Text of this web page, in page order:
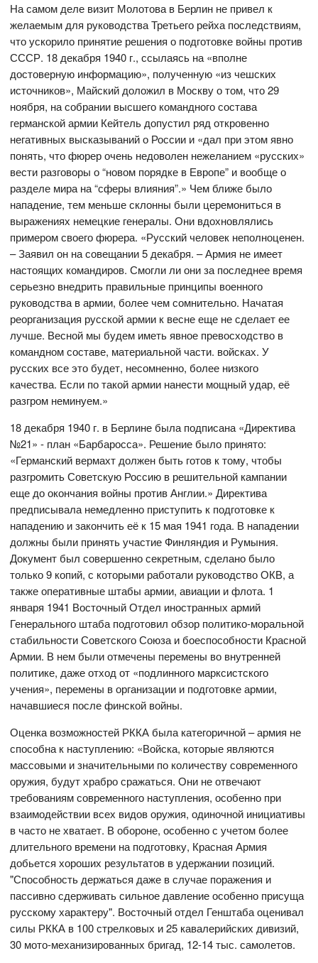
На самом деле визит Молотова в Берлин не привел к
желаемым для руководства Третьего рейха последствиям,
что ускорило принятие решения о подготовке войны против
СССР. 18 декабря 1940 г., ссылаясь на «вполне
достоверную информацию», полученную «из чешских
источников», Майский доложил в Москву о том, что 29
ноября, на собрании высшего командного состава
германской армии Кейтель допустил ряд откровенно
негативных высказываний о России и «дал при этом явно
понять, что фюрер очень недоволен нежеланием «русских»
вести разговоры о “новом порядке в Европе” и вообще о
разделе мира на “сферы влияния”.» Чем ближе было
нападение, тем меньше склонны были церемониться в
выражениях немецкие генералы. Они вдохновлялись
примером своего фюрера. «Русский человек неполноценен.
– Заявил он на совещании 5 декабря. – Армия не имеет
настоящих командиров. Смогли ли они за последнее время
серьезно внедрить правильные принципы военного
руководства в армии, более чем сомнительно. Начатая
реорганизация русской армии к весне еще не сделает ее
лучше. Весной мы будем иметь явное превосходство в
командном составе, материальной части. войсках. У
русских все это будет, несомненно, более низкого
качества. Если по такой армии нанести мощный удар, её
разгром неминуем.»
18 декабря 1940 г. в Берлине была подписана «Директива
№21» - план «Барбаросса». Решение было принято:
«Германский вермахт должен быть готов к тому, чтобы
разгромить Советскую Россию в решительной кампании
еще до окончания войны против Англии.» Директива
предписывала немедленно приступить к подготовке к
нападению и закончить её к 15 мая 1941 года. В нападении
должны были принять участие Финляндия и Румыния.
Документ был совершенно секретным, сделано было
только 9 копий, с которыми работали руководство ОКВ, а
также оперативные штабы армии, авиации и флота. 1
января 1941 Восточный Отдел иностранных армий
Генерального штаба подготовил обзор политико-моральной
стабильности Советского Союза и боеспособности Красной
Армии. В нем были отмечены перемены во внутренней
политике, даже отход от «подлинного марксистского
учения», перемены в организации и подготовке армии,
начавшиеся после финской войны.
Оценка возможностей РККА была категоричной – армия не
способна к наступлению: «Войска, которые являются
массовыми и значительными по количеству современного
оружия, будут храбро сражаться. Они не отвечают
требованиям современного наступления, особенно при
взаимодействии всех видов оружия, одиночной инициативы
в часто не хватает. В обороне, особенно с учетом более
длительного времени на подготовку, Красная Армия
добьется хороших результатов в удержании позиций.
"Способность держатьcя даже в случае поражения и
пассивно сдерживать сильное давление особенно присуща
русскому характеру". Восточный отдел Генштаба оценивал
силы РККА в 100 стрелковых и 25 кавалерийских дивизий,
30 мото-механизированных бригад, 12-14 тыс. самолетов.